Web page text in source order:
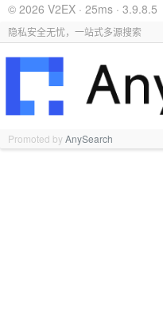
© 2026 V2EX · 25ms · 3.9.8.5
隐私安全无忧，一站式多源搜索
Promoted byAnySearch